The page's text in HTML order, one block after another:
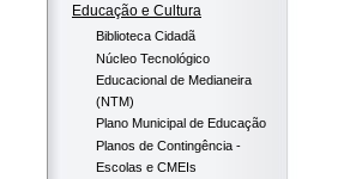
Educação e Cultura
Biblioteca Cidadã
Núcleo Tecnológico
Educacional de Medianeira
(NTM)
Plano Municipal de Educação
Planos de Contingência -
Escolas e CMEIs